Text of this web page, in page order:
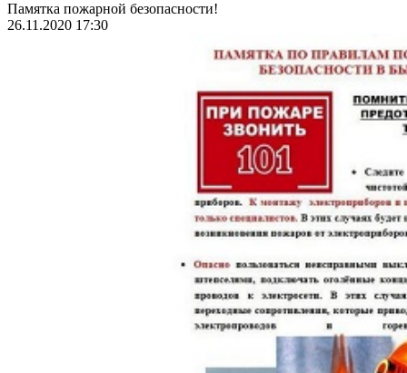
Памятка пожарной безопасности!
26.11.2020 17:30